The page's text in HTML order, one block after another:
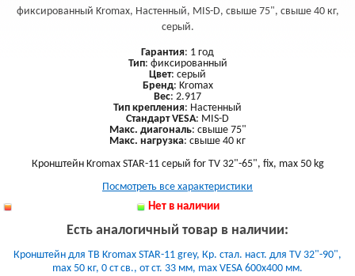
фиксированный Kromax, Настенный, MIS-D, свыше 75", свыше 40 кг,
серый.
Гарантия: 1 год
Тип: фиксированный
Цвет: серый
Бренд: Kromax
Вес: 2.917
Тип крепления: Настенный
Стандарт VESA: MIS-D
Макс. диагональ: свыше 75"
Макс. нагрузка: свыше 40 кг
Кронштейн Kromax STAR-11 серый for TV 32"-65", fix, max 50 kg
Посмотреть все характеристики
Нет в наличии
Есть аналогичный товар в наличии:
Кронштейн для ТВ Kromax STAR-11 grey, Кр. стал. наст. для TV 32"-90",
max 50 кг, 0 ст св., от ст. 33 мм, max VESA 600x400 мм.